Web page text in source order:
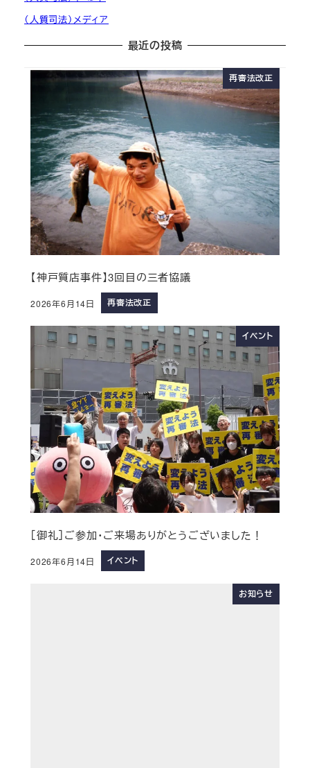
（人質司法）メディア
最近の投稿
再審法改正
【神戸質店事件】3回目の三者協議
2026年6月14日 再審法改正
イベント
［御礼］ご参加・ご来場ありがとうございました！
2026年6月14日 イベント
お知らせ